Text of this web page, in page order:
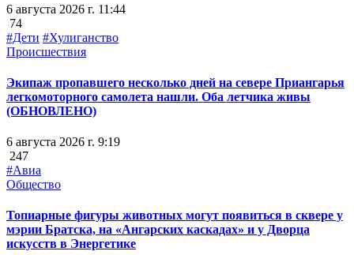
6 августа 2026 г. 11:44
74
#Дети #Хулиганство
Происшествия
Экипаж пропавшего несколько дней на севере Приангарья
легкомоторного самолета нашли. Оба летчика живы
(ОБНОВЛЕНО)
6 августа 2026 г. 9:19
247
#Авиа
Общество
Топиарные фигуры животных могут появиться в сквере у
мэрии Братска, на «Ангарских каскадах» и у Дворца
искусств в Энергетике